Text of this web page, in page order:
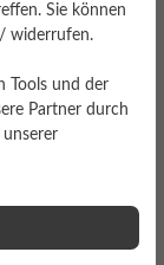
Sie können
/ widerrufen.
Tools und der
Partner durch
unserer